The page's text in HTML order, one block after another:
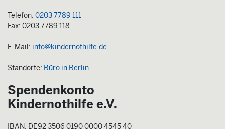
Telefon: 0203 7789 111
Fax: 0203 7789 118
E-Mail: info@kindernothilfe.de
Standorte: Büro in Berlin
Spendenkonto
Kindernothilfe e.V.
IBAN: DE92 3506 0190 0000 4545 40